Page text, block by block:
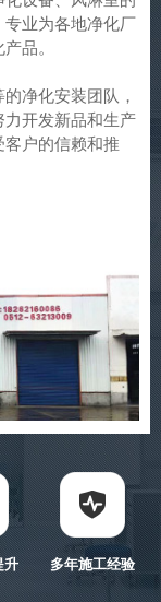
业为各地净化厂
品。
净化安装团队，
开发新品和生产
户的信赖和推
升 多年施工经验